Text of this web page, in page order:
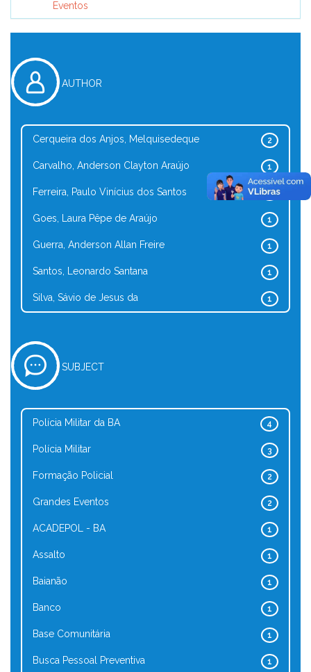
Eventos
AUTHOR
2
Cerqueira dos Anjos, Melquisedeque
1
Carvalho, Anderson Clayton Araújo
1
Ferreira, Paulo Vinícius dos Santos
1
Goes, Laura Pêpe de Araújo
1
Guerra, Anderson Allan Freire
1
Santos, Leonardo Santana
1
Silva, Sávio de Jesus da
SUBJECT
4
Polícia Militar da BA
3
Polícia Militar
2
Formação Policial
2
Grandes Eventos
1
ACADEPOL - BA
1
Assalto
1
Baianão
1
Banco
1
Base Comunitária
1
Busca Pessoal Preventiva